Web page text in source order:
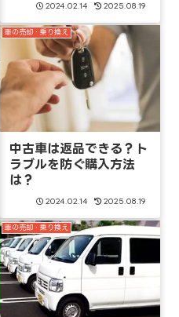
2024.02.14 2025.08.19
車の売却・乗り換え
中古車は返品できる？ト
ラブルを防ぐ購入方法
は？
2024.02.14 2025.08.19
車の売却・乗り換え